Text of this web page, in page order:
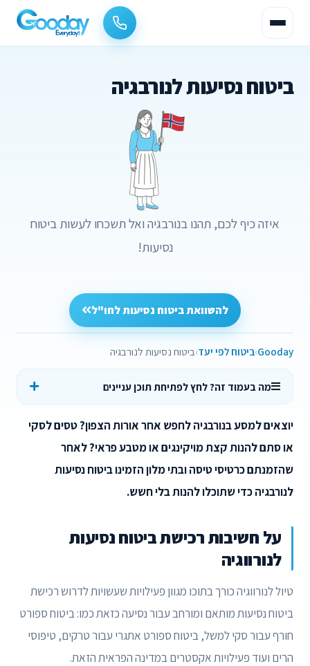
ביטוח נסיעות לנורבגיה
איזה כיף לכם, תהנו בנורבגיה ואל תשכחו לעשות ביטוח
נסיעות!
להשוואת ביטוח נסיעות לחו"ל
Gooday ביטוח לפי יעד ביטוח נסיעות לנורבגיה
מה בעמוד זה? לחץ לפתיחת תוכן עניינים
יוצאים למסע בנורבגיה לחפש אחר אורות הצפון? טסים לסקי
או סתם להנות קצת מויקינגים או מטבע פראי? לאחר
שהזמנתם כרטיסי טיסה ובתי מלון הזמינו ביטוח נסיעות
לנורבגיה כדי שתוכלו להנות בלי חשש.
על חשיבות רכישת ביטוח נסיעות
לנורווגיה
טיול לנורווגיה כורך בתוכו מגוון פעילויות שעשויות לדרוש רכישת
ביטוח נסיעות מותאם ומורחב עבור נסיעה כזאת כמו: ביטוח ספורט
חורף עבור סקי למשל, ביטוח ספורט אתגרי עבור טרקים, טיפוסי
הרים ועוד פעילויות אקסטרים במדינה הפראית הזאת.